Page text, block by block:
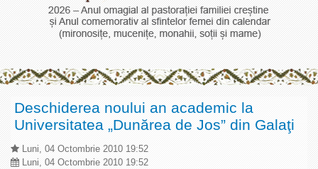
Deschiderea noului an academic la
Universitatea „Dunărea de Jos” din Galaţi
Luni, 04 Octombrie 2010 19:52
Luni, 04 Octombrie 2010 19:52